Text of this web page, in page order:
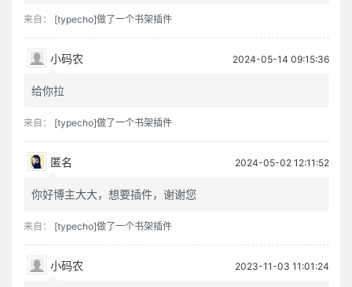
来自： [typecho]做了一个书架插件
小码农 2024-05-14 09:15:36
给你拉
来自： [typecho]做了一个书架插件
匿名 2024-05-02 12:11:52
你好博主大大，想要插件，谢谢您
来自： [typecho]做了一个书架插件
小码农 2023-11-03 11:01:24